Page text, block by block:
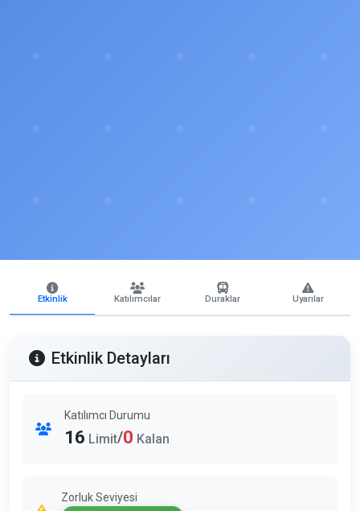
Etkinlik Katılımcılar Duraklar Uyarılar
Etkinlik Detayları
Katılımcı Durumu
16 Limit/0 Kalan
Zorluk Seviyesi